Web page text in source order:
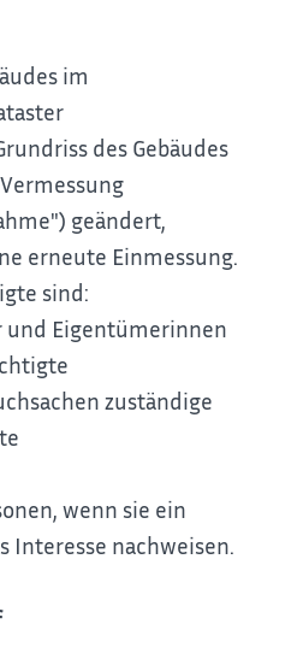
im
des Gebäudes
geändert,
erneute Einmessung.
sind:
und Eigentümerinnen
zuständige
wenn sie ein
Interesse nachweisen.